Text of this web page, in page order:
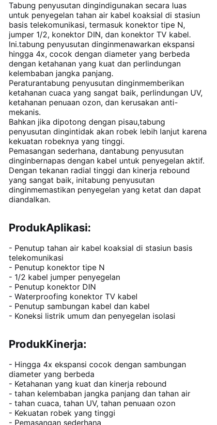
Tabung penyusutan dingindigunakan secara luas
untuk penyegelan tahan air kabel koaksial di stasiun
basis telekomunikasi, termasuk konektor tipe N,
jumper 1/2, konektor DIN, dan konektor TV kabel.
Ini.tabung penyusutan dinginmenawarkan ekspansi
hingga 4x, cocok dengan diameter yang berbeda
dengan ketahanan yang kuat dan perlindungan
kelembaban jangka panjang.
Peraturantabung penyusutan dinginmemberikan
ketahanan cuaca yang sangat baik, perlindungan UV,
ketahanan penuaan ozon, dan kerusakan anti-
mekanis.
Bahkan jika dipotong dengan pisau,tabung
penyusutan dingintidak akan robek lebih lanjut karena
kekuatan robeknya yang tinggi.
Pemasangan sederhana, dantabung penyusutan
dinginbernapas dengan kabel untuk penyegelan aktif.
Dengan tekanan radial tinggi dan kinerja rebound
yang sangat baik, initabung penyusutan
dinginmemastikan penyegelan yang ketat dan dapat
diandalkan.
ProdukAplikasi:
- Penutup tahan air kabel koaksial di stasiun basis
telekomunikasi
- Penutup konektor tipe N
- 1/2 kabel jumper penyegelan
- Penutup konektor DIN
- Waterproofing konektor TV kabel
- Penutup sambungan kabel dan kabel
- Koneksi listrik umum dan penyegelan isolasi
ProdukKinerja:
- Hingga 4x ekspansi cocok dengan sambungan
diameter yang berbeda
- Ketahanan yang kuat dan kinerja rebound
- tahan kelembaban jangka panjang dan tahan air
- tahan cuaca, tahan UV, tahan penuaan ozon
- Kekuatan robek yang tinggi
- Pemasangan sederhana